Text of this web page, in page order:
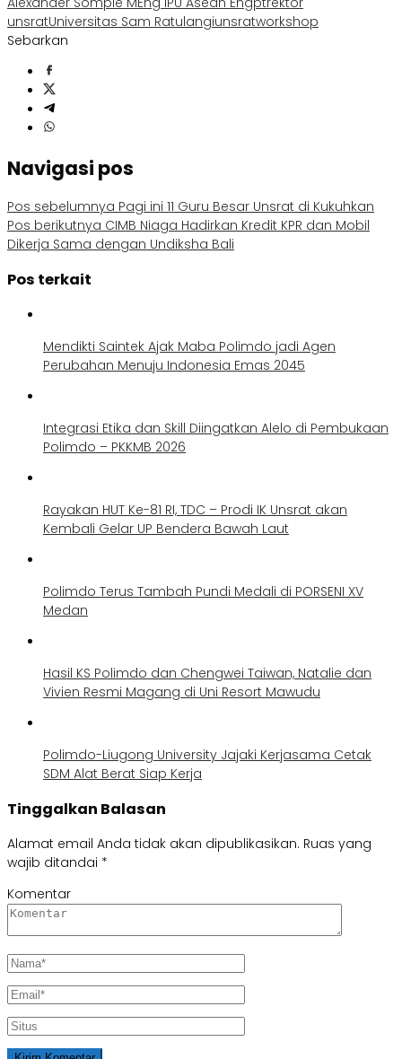
unsratUniversitas Sam Ratulangiunsratworkshop
Sebarkan
Navigasi pos
Pos sebelumnya Pagi ini 11 Guru Besar Unsrat di Kukuhkan
Pos berikutnya CIMB Niaga Hadirkan Kredit KPR dan Mobil
Dikerja Sama dengan Undiksha Bali
Pos terkait
Mendikti Saintek Ajak Maba Polimdo jadi Agen
Perubahan Menuju Indonesia Emas 2045
Integrasi Etika dan Skill Diingatkan Alelo di Pembukaan
Polimdo – PKKMB 2026
Rayakan HUT Ke-81 RI, TDC – Prodi IK Unsrat akan
Kembali Gelar UP Bendera Bawah Laut
Polimdo Terus Tambah Pundi Medali di PORSENI XV
Medan
Hasil KS Polimdo dan Chengwei Taiwan, Natalie dan
Vivien Resmi Magang di Uni Resort Mawudu
Polimdo-Liugong University Jajaki Kerjasama Cetak
SDM Alat Berat Siap Kerja
Tinggalkan Balasan
Alamat email Anda tidak akan dipublikasikan. Ruas yang
wajib ditandai *
Komentar